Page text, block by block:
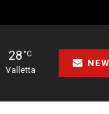
28°C
Valletta